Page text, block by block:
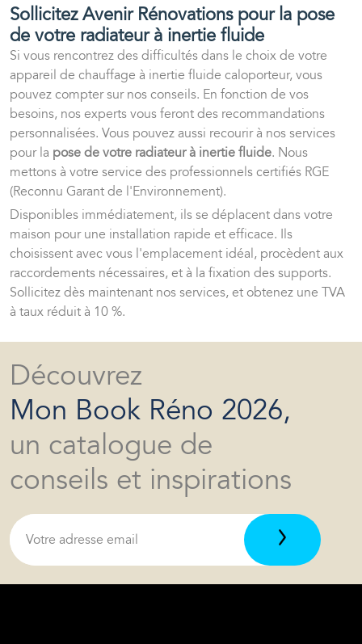
Sollicitez Avenir Rénovations pour la pose
de votre radiateur à inertie fluide
Si vous rencontrez des difficultés dans le choix de votre
appareil de chauffage à inertie fluide caloporteur, vous
pouvez compter sur nos conseils. En fonction de vos
besoins, nos experts vous feront des recommandations
personnalisées. Vous pouvez aussi recourir à nos services
pour la pose de votre radiateur à inertie fluide. Nous
mettons à votre service des professionnels certifiés RGE
(Reconnu Garant de l'Environnement).
Disponibles immédiatement, ils se déplacent dans votre
maison pour une installation rapide et efficace. Ils
choisissent avec vous l'emplacement idéal, procèdent aux
raccordements nécessaires, et à la fixation des supports.
Sollicitez dès maintenant nos services, et obtenez une TVA
à taux réduit à 10 %.
Découvrez
Mon Book Réno 2026,
un catalogue de
conseils et inspirations